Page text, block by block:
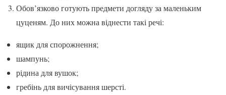
Обов’язково готують предмети догляду за маленьким
цуценям. До них можна віднести такі речі:
ящик для спорожнення;
шампунь;
рідина для вушок;
гребінь для вичісування шерсті.